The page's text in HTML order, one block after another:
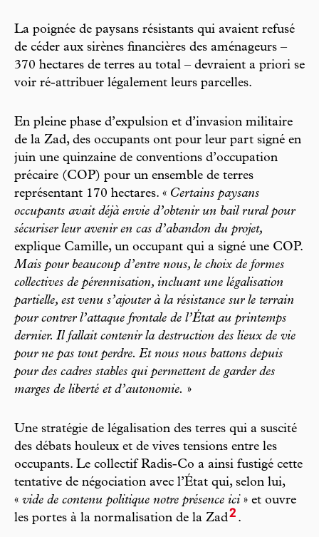
La poignée de paysans résistants qui avaient refusé
de céder aux sirènes financières des aménageurs –
370 hectares de terres au total – devraient a priori se
voir ré-attribuer légalement leurs parcelles.
En pleine phase d’expulsion et d’invasion militaire
de la Zad, des occupants ont pour leur part signé en
juin une quinzaine de conventions d’occupation
précaire (COP) pour un ensemble de terres
représentant 170 hectares. « Certains paysans
occupants avait déjà envie d’obtenir un bail rural pour
sécuriser leur avenir en cas d’abandon du projet,
explique Camille, un occupant qui a signé une COP.
Mais pour beaucoup d’entre nous, le choix de formes
collectives de pérennisation, incluant une légalisation
partielle, est venu s’ajouter à la résistance sur le terrain
pour contrer l’attaque frontale de l’État au printemps
dernier. Il fallait contenir la destruction des lieux de vie
pour ne pas tout perdre. Et nous nous battons depuis
pour des cadres stables qui permettent de garder des
marges de liberté et d’autonomie. »
Une stratégie de légalisation des terres qui a suscité
des débats houleux et de vives tensions entre les
occupants. Le collectif Radis-Co a ainsi fustigé cette
tentative de négociation avec l’État qui, selon lui,
« vide de contenu politique notre présence ici » et ouvre
les portes à la normalisation de la Zad2 .